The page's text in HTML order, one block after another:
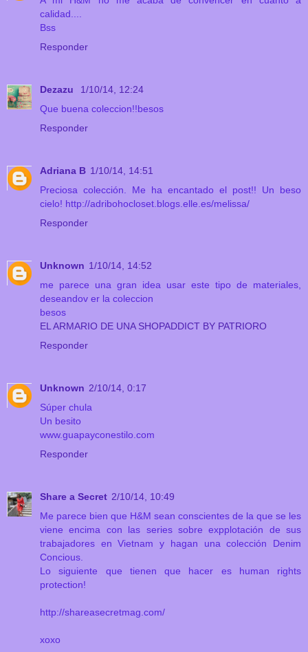
calidad....
Bss
Responder
Dezazu
1/10/14, 12:24
Que buena coleccion!!besos
Responder
Adriana B 1/10/14, 14:51
Preciosa colección. Me ha encantado el post!! Un beso
cielo! http://adribohocloset.blogs.elle.es/melissa/
Responder
Unknown 1/10/14, 14:52
me parece una gran idea usar este tipo de materiales,
deseandov er la coleccion
besos
EL ARMARIO DE UNA SHOPADDICT BY PATRIORO
Responder
Unknown 2/10/14, 0:17
Súper chula
Un besito
www.guapayconestilo.com
Responder
Share a Secret 2/10/14, 10:49
Me parece bien que H&M sean conscientes de la que se les
viene encima con las series sobre expplotación de sus
trabajadores en Vietnam y hagan una colección Denim
Concious.
Lo siguiente que tienen que hacer es human rights
protection!
http://shareasecretmag.com/
xoxo